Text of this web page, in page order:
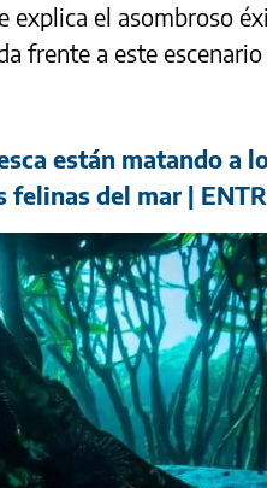
explica el asombroso
frente a este escenario
están matando a
del mar |